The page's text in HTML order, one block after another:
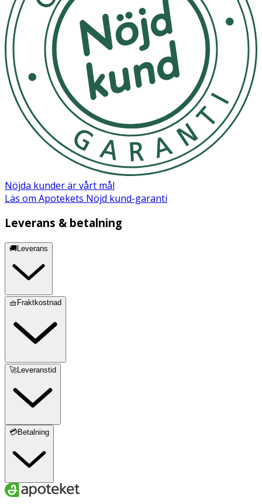
HYDROXYETHYLCELLULOSE, PROPANEDIOL,
HELIANTHUS ANNUUS (SUNFLOWER) SEED OIL,
HYDROLYZED HYALURONIC ACID,
ETHYLHEXYLGLYCERIN, BENZOTRIAZOLYL DODECYL P-
CRESOL, PARFUM (FRAGRANCE), (CI 47000) YELLOW 11,
(CI 61565) GREEN 6.
Nöjda kunder är vårt mål
Läs om Apotekets Nöjd kund-garanti
Leverans & betalning
🚚Leverans
🧺Fraktkostnad
🚀Leveranstid
💳Betalning